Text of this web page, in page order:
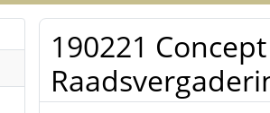
190221